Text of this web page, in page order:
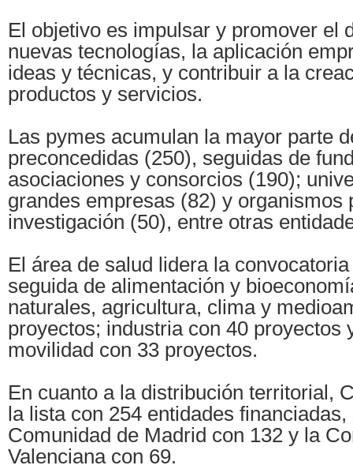
El objetivo es impulsar y promover el
nuevas tecnologías, la aplicación
ideas y técnicas, y contribuir a la
productos y servicios.
Las pymes acumulan la mayor parte
preconcedidas (250), seguidas de
asociaciones y consorcios (190);
grandes empresas (82) y organismos
investigación (50), entre otras
El área de salud lidera la
seguida de alimentación y
naturales, agricultura, clima y
proyectos; industria con 40 proyectos
movilidad con 33 proyectos.
En cuanto a la distribución territorial,
la lista con 254 entidades
Comunidad de Madrid con 132 y la
Valenciana con 69.